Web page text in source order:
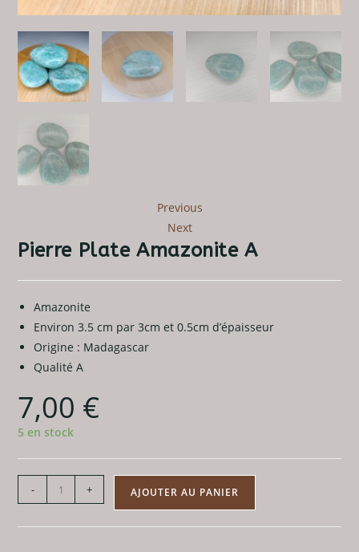
Previous
Next
Pierre Plate Amazonite A
Amazonite
Environ 3.5 cm par 3cm et 0.5cm d’épaisseur
Origine : Madagascar
Qualité A
7,00 €
5 en stock
quantité
de
Pierre
- + AJOUTER AU PANIER